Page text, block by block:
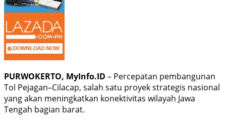
PURWOKERTO, MyInfo.ID – Percepatan pembangunan
Tol Pejagan–Cilacap, salah satu proyek strategis nasional
yang akan meningkatkan konektivitas wilayah Jawa
Tengah bagian barat.